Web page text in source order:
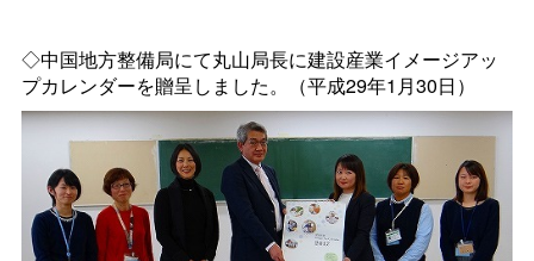
◇中国地方整備局にて丸山局長に建設産業イメージアッ
プカレンダーを贈呈しました。（平成29年1月30日）